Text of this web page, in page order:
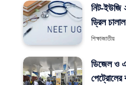
নিট-ইউজি
ড্রিল
শিক্ষাজাতীয়
ডিজেল ও
পেট্রোলের